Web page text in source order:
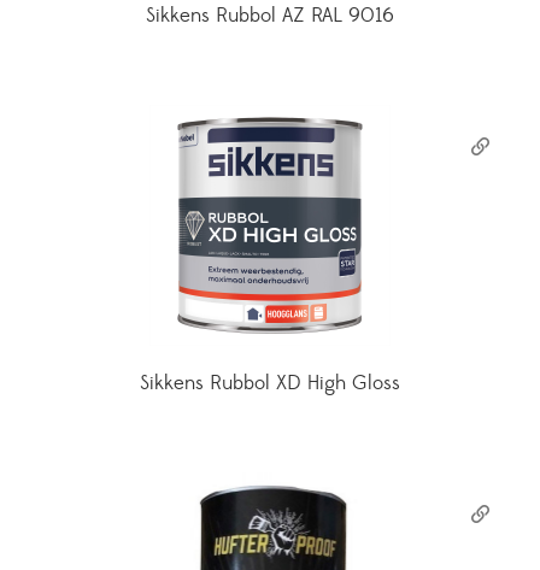
Sikkens Rubbol AZ RAL 9016
Sikkens Rubbol XD High Gloss